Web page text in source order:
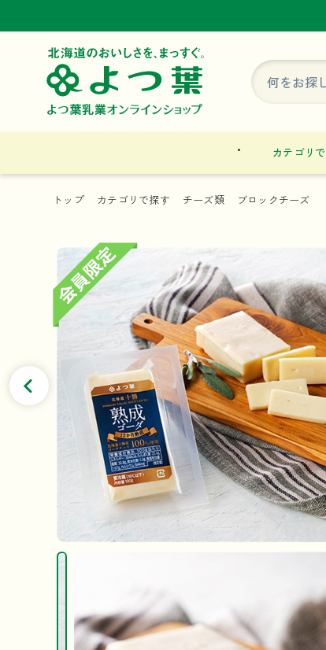
カテゴリ
トップ カテゴリで探す チーズ類 ブロックチーズ